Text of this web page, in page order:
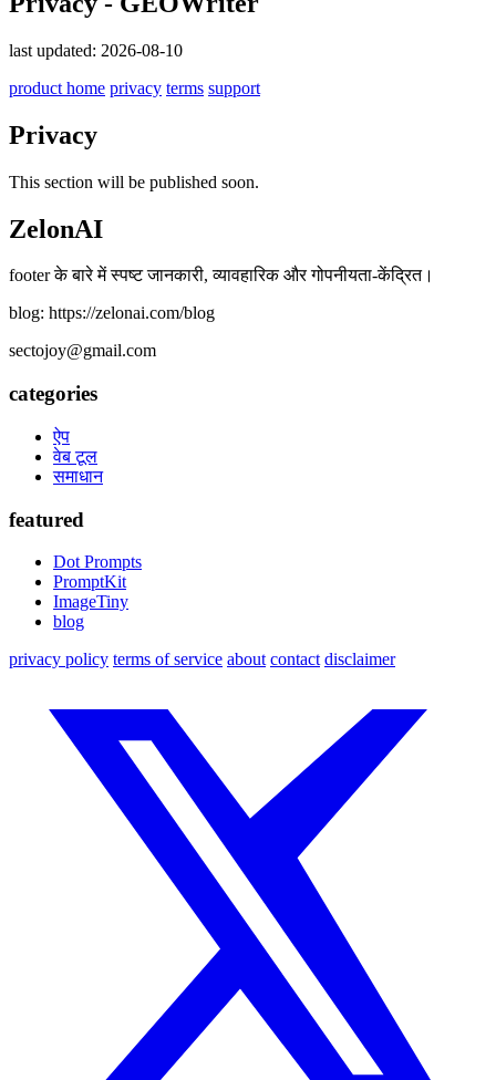
last updated: 2026-08-10
product home privacy terms support
Privacy
This section will be published soon.
ZelonAI
footer के बारे में स्पष्ट जानकारी, व्यावहारिक और गोपनीयता-केंद्रित।
blog: https://zelonai.com/blog
sectojoy@gmail.com
categories
ऐप
वेब टूल
समाधान
featured
Dot Prompts
PromptKit
ImageTiny
blog
privacy policy terms of service about contact disclaimer